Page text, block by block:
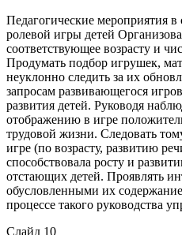
Педагогические мероприятия
ролевой игры детей
соответствующее возрасту и
Продумать подбор игрушек,
неуклонно следить за их
запросам развивающегося
развития детей. Руководя
отображению в игре
трудовой жизни. Следовать
игре (по возрасту, развитию
способствовала росту и
отстающих детей. Проявлять
обусловленными их
процессе такого руководства
Слайд 10